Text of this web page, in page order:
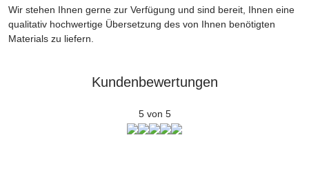
Wir stehen Ihnen gerne zur Verfügung und sind bereit, Ihnen eine
qualitativ hochwertige Übersetzung des von Ihnen benötigten
Materials zu liefern.
Kundenbewertungen
5 von 5